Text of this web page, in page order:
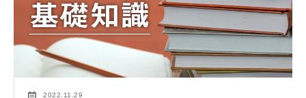
2022.11.29